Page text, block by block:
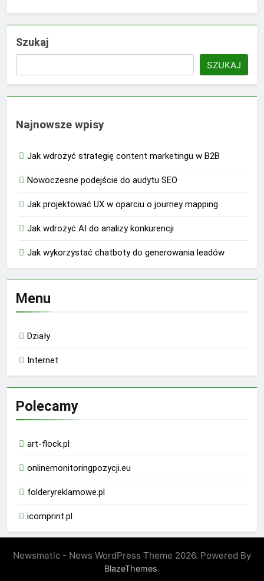
Szukaj
SZUKAJ
Najnowsze wpisy
Jak wdrożyć strategię content marketingu w B2B
Nowoczesne podejście do audytu SEO
Jak projektować UX w oparciu o journey mapping
Jak wdrożyć AI do analizy konkurencji
Jak wykorzystać chatboty do generowania leadów
Menu
Działy
Internet
Polecamy
art-flock.pl
onlinemonitoringpozycji.eu
folderyreklamowe.pl
icomprint.pl
Newsmatic - News WordPress Theme 2026. Powered By
BlazeThemes.